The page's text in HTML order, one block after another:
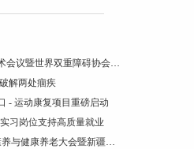
2026年中国药物滥用防治协会学术会议暨世界双重障碍协会年会在沪召开
解两处痼疾
- 运动康复项目重磅启动
习岗位支持高质量就业
2025年7月25日至27日全国生态康养与健康养老大会暨新疆昭苏康养旅游文化活动成功举办